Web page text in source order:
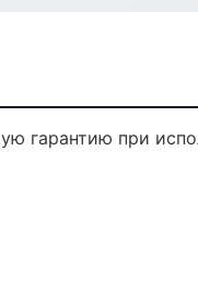
гарантию при